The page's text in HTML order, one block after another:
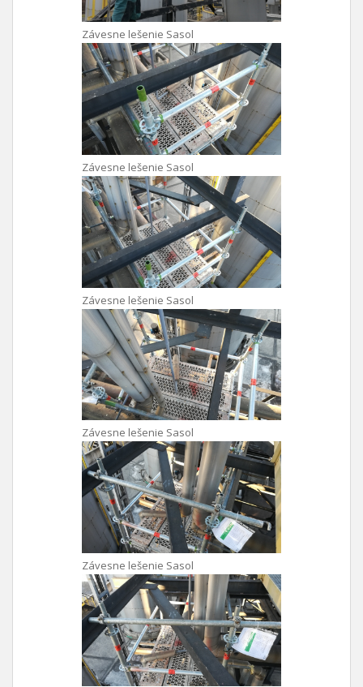
Závesne lešenie Sasol
Závesne lešenie Sasol
Závesne lešenie Sasol
Závesne lešenie Sasol
Závesne lešenie Sasol